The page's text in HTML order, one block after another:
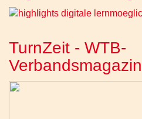
TurnZeit - WTB-
Verbandsmagazin